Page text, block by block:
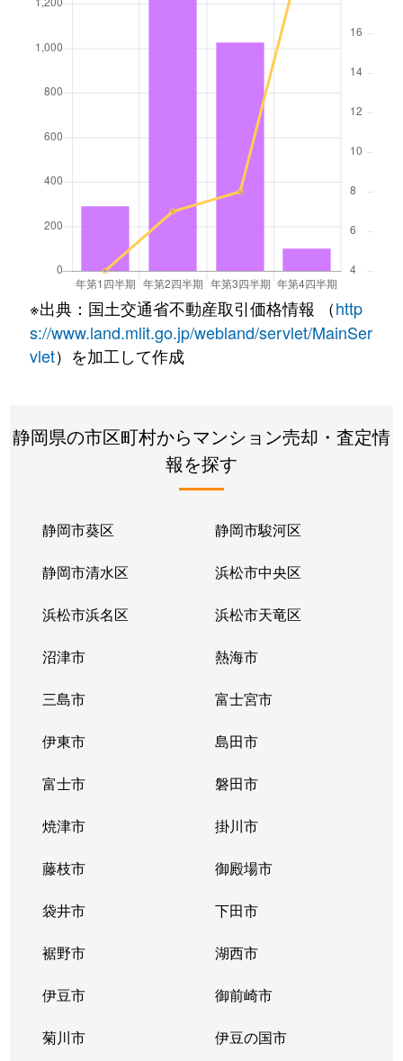
※出典：国土交通省不動産取引価格情報 （http
s://www.land.mlit.go.jp/webland/servlet/MainSer
vlet）を加工して作成
静岡県の市区町村からマンション売却・査定情
報を探す
静岡市葵区 静岡市駿河区
静岡市清水区 浜松市中央区
浜松市浜名区 浜松市天竜区
沼津市 熱海市
三島市 富士宮市
伊東市 島田市
富士市 磐田市
焼津市 掛川市
藤枝市 御殿場市
袋井市 下田市
裾野市 湖西市
伊豆市 御前崎市
菊川市 伊豆の国市